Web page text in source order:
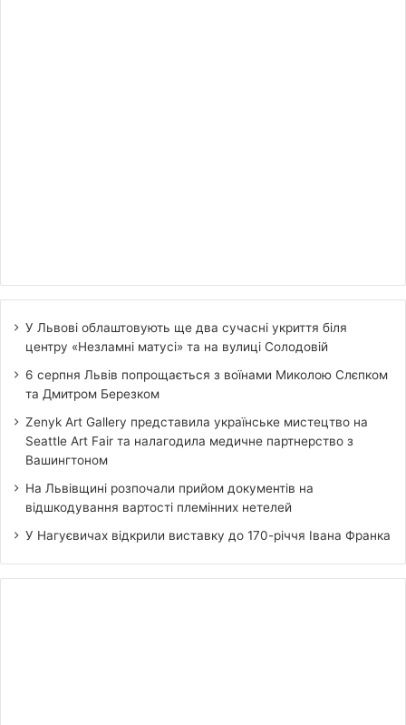
У Львові облаштовують ще два сучасні укриття біля
центру «Незламні матусі» та на вулиці Солодовій
6 серпня Львів попрощається з воїнами Миколою Слєпком
та Дмитром Березком
Zenyk Art Gallery представила українське мистецтво на
Seattle Art Fair та налагодила медичне партнерство з
Вашингтоном
На Львівщині розпочали прийом документів на
відшкодування вартості племінних нетелей
У Нагуєвичах відкрили виставку до 170-річчя Івана Франка